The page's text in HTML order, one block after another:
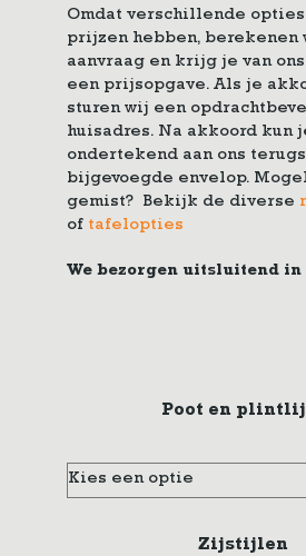
Omdat verschillende
prijzen hebben, berekenen
aanvraag en krijg je van
een prijsopgave. Als je
sturen wij een
huisadres. Na akkoord kun
ondertekend aan ons
bijgevoegde envelop.
gemist? Bekijk de diverse
of tafelopties
We bezorgen uitsluitend
Poot en
Zijstijlen